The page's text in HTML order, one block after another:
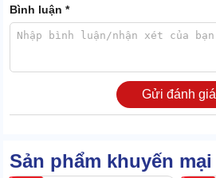
Bình luận *
Gửi đánh giá
Sản phẩm khuyến mại